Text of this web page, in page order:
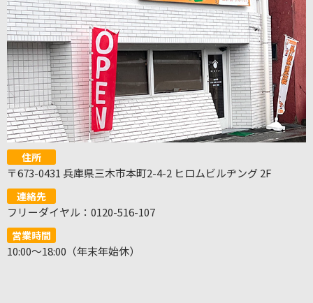
住所
〒673-0431 兵庫県三木市本町2-4-2 ヒロムビルヂング 2F
連絡先
フリーダイヤル：0120-516-107
営業時間
10:00～18:00（年末年始休）